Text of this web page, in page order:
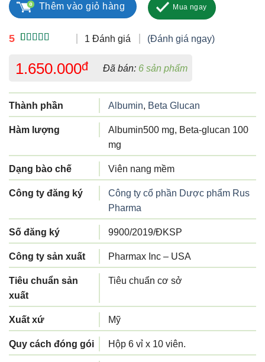
5
đánh giá
1 Đánh giá (Đánh giá ngay)
1.650.000đ Đã bán: 6 sản phẩm
Thành phần Albumin, Beta Glucan
Hàm lượng
Albumin500 mg, Beta-glucan 100
mg
Dạng bào chế Viên nang mềm
Công ty đăng ký
Công ty cổ phần Dược phẩm Rus
Pharma
Số đăng ký 9900/2019/ĐKSP
Công ty sản xuất Pharmax Inc – USA
Tiêu chuẩn sản
xuất
Tiêu chuẩn cơ sở
Xuất xứ Mỹ
Quy cách đóng gói Hộp 6 vỉ x 10 viên.
Thêm vào giỏ hàng Mua ngay